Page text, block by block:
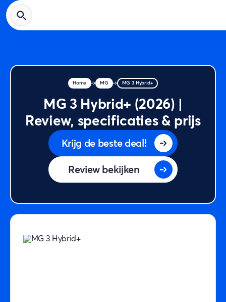
Home MG MG 3 Hybrid+
MG 3 Hybrid+ (2026) |
Review, specificaties & prijs
Krijg de beste deal!
Review bekijken